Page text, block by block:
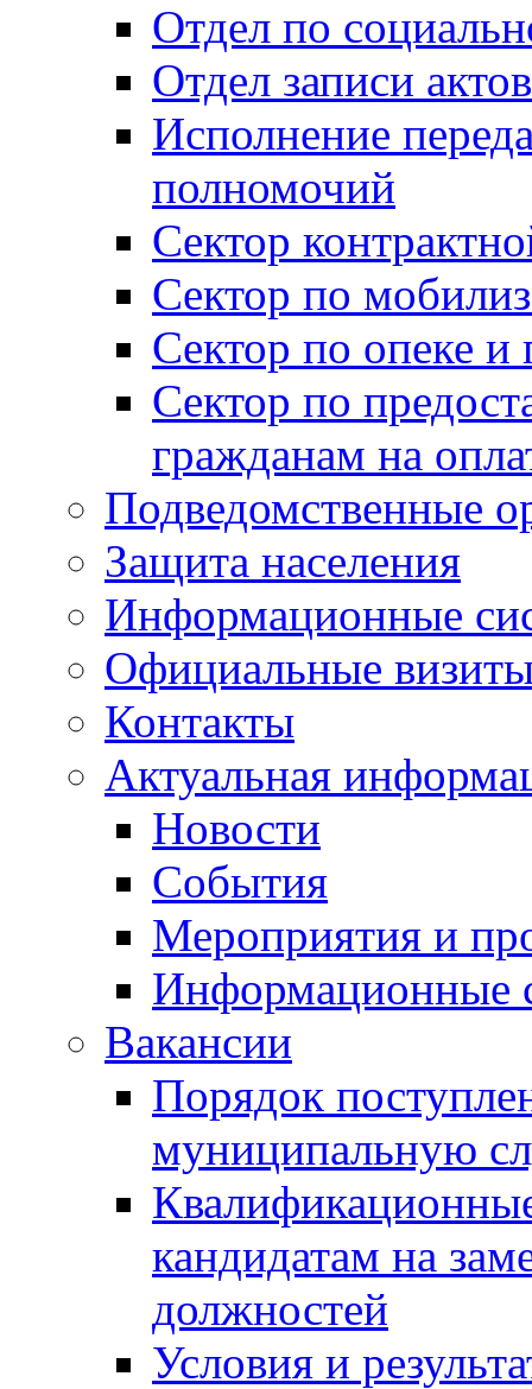
Отдел по
Отдел записи
Исполнение
полномочий
Сектор
Сектор по
Сектор по опеке и
Сектор по
гражданам на
Подведомственные
Защита населения
Информационные
Официальные
Контакты
Актуальная
Новости
События
Мероприятия и
Информационные
Вакансии
Порядок
муниципальную
кандидатам на
должностей
Условия и